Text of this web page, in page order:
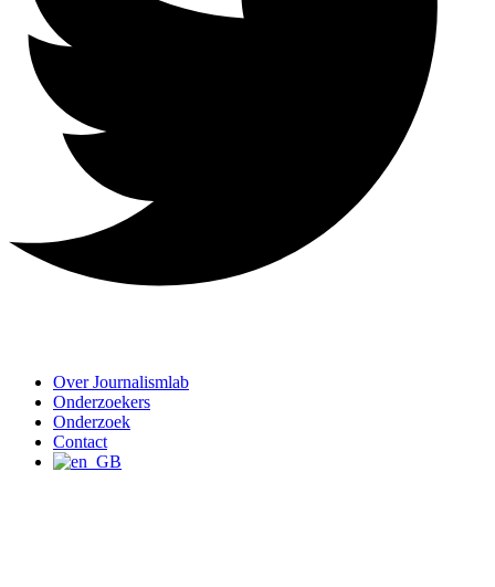
Over Journalismlab
Onderzoekers
Onderzoek
Contact